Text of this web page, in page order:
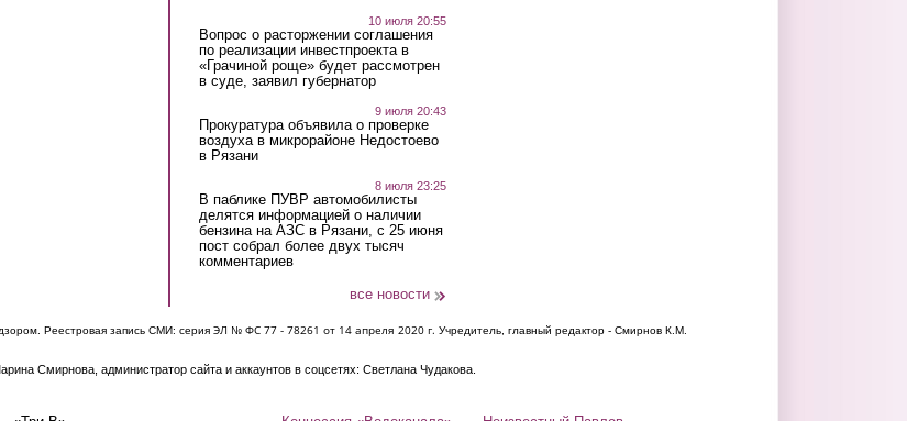
10 июля 20:55
Вопрос о расторжении соглашения
по реализации инвестпроекта в
«Грачиной роще» будет рассмотрен
в суде, заявил губернатор
9 июля 20:43
Прокуратура объявила о проверке
воздуха в микрорайоне Недостоево
в Рязани
8 июля 23:25
В паблике ПУВР автомобилисты
делятся информацией о наличии
бензина на АЗС в Рязани, с 25 июня
пост собрал более двух тысяч
комментариев
все новости
Реестровая запись СМИ: серия ЭЛ № ФС 77 - 78261 от 14 апреля 2020 г. Учредитель, главный редактор - Смирнов К.М.
Смирнова, администратор сайта и аккаунтов в соцсетях: Светлана Чудакова.